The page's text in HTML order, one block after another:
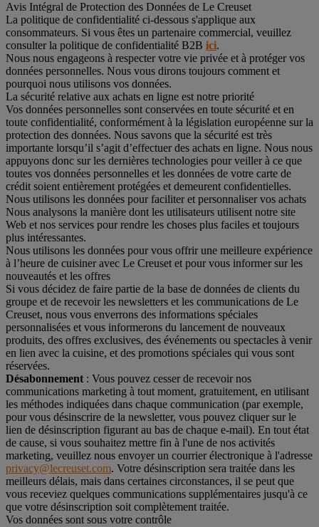
Avis Intégral de Protection des Données de Le Creuset
La politique de confidentialité ci-dessous s'applique aux
consommateurs. Si vous êtes un partenaire commercial, veuillez
consulter la politique de confidentialité B2B ici.
Nous nous engageons à respecter votre vie privée et à protéger vos
données personnelles. Nous vous dirons toujours comment et
pourquoi nous utilisons vos données.
La sécurité relative aux achats en ligne est notre priorité
Vos données personnelles sont conservées en toute sécurité et en
toute confidentialité, conformément à la législation européenne sur la
protection des données. Nous savons que la sécurité est très
importante lorsqu’il s’agit d’effectuer des achats en ligne. Nous nous
appuyons donc sur les dernières technologies pour veiller à ce que
toutes vos données personnelles et les données de votre carte de
crédit soient entièrement protégées et demeurent confidentielles.
Nous utilisons les données pour faciliter et personnaliser vos achats
Nous analysons la manière dont les utilisateurs utilisent notre site
Web et nos services pour rendre les choses plus faciles et toujours
plus intéressantes.
Nous utilisons les données pour vous offrir une meilleure expérience
à l’heure de cuisiner avec Le Creuset et pour vous informer sur les
nouveautés et les offres
Si vous décidez de faire partie de la base de données de clients du
groupe et de recevoir les newsletters et les communications de Le
Creuset, nous vous enverrons des informations spéciales
personnalisées et vous informerons du lancement de nouveaux
produits, des offres exclusives, des événements ou spectacles à venir
en lien avec la cuisine, et des promotions spéciales qui vous sont
réservées.
Désabonnement : Vous pouvez cesser de recevoir nos
communications marketing à tout moment, gratuitement, en utilisant
les méthodes indiquées dans chaque communication (par exemple,
pour vous désinscrire de la newsletter, vous pouvez cliquer sur le
lien de désinscription figurant au bas de chaque e-mail). En tout état
de cause, si vous souhaitez mettre fin à l'une de nos activités
marketing, veuillez nous envoyer un courrier électronique à l'adresse
privacy@lecreuset.com. Votre désinscription sera traitée dans les
meilleurs délais, mais dans certaines circonstances, il se peut que
vous receviez quelques communications supplémentaires jusqu'à ce
que votre désinscription soit complètement traitée.
Vos données sont sous votre contrôle